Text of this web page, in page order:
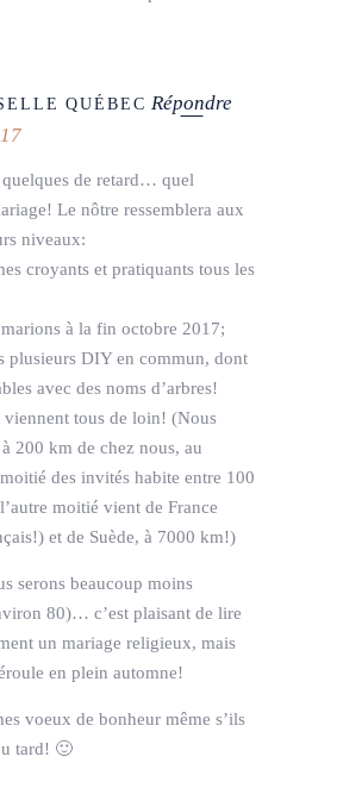
QUÉBEC Répondre
quelques de retard… quel
Le nôtre ressemblera aux
niveaux:
croyants et pratiquants tous les
à la fin octobre 2017;
plusieurs DIY en commun, dont
avec des noms d’arbres!
tous de loin! (Nous
200 km de chez nous, au
des invités habite entre 100
moitié vient de France
et de Suède, à 7000 km!)
serons beaucoup moins
80)… c’est plaisant de lire
un mariage religieux, mais
en plein automne!
voeux de bonheur même s’ils
tard! 🙂